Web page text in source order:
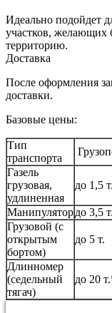
Идеально подойдет
участков, желающих
территорию.
Доставка
После оформления
доставки.
Базовые цены:
Тип
транспорта
Газель
грузовая,
удлиненная
до 1,5 т.
Манипулятордо 3,5 т.
Грузовой (с
открытым
бортом)
до 5 т.
Длинномер
(седельный
тягач)
до 20